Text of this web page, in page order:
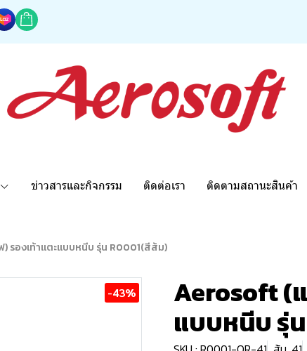
ข่าวสารและกิจกรรม ติดต่อเรา ติดตามสถานะสินค้า
รองเท้าแตะแบบหนีบ รุ่น R0001(สีส้ม)
-43% Aerosoft (
แบบหนีบ รุ่